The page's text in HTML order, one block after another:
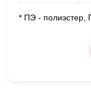
* ПЭ - полиэстер,